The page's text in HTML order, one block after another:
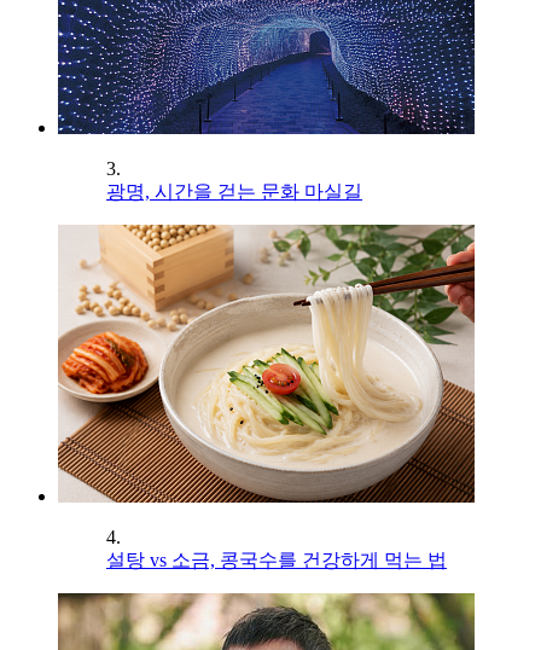
3.
광명, 시간을 걷는 문화 마실길
4.
설탕 vs 소금, 콩국수를 건강하게 먹는 법